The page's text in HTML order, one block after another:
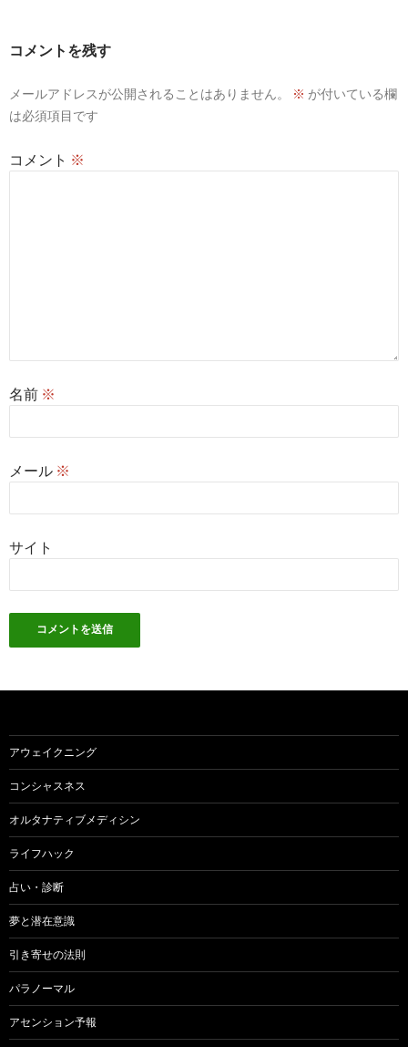
ョ
コメントを残す
メールアドレスが公開されることはありません。 ※ が付いている欄
は必須項目です
コメント ※
名前 ※
メール ※
サイト
アウェイクニング
コンシャスネス
オルタナティブメディシン
ライフハック
占い・診断
夢と潜在意識
引き寄せの法則
パラノーマル
アセンション予報